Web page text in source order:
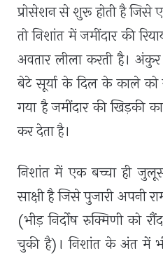
प्रोसेशन से शुरू होती है जिसे
तो निशांत में जमींदार की
अवतार लीला करती है।
बेटे सूर्या के दिल के काले को
गया है जमींदार की खिड़की
कर देता है।
निशांत में एक बच्चा ही
साक्षी है जिसे पुजारी अपनी
(भीड़ निर्दोष रुक्मिणी को
चुकी है)। निशांत के अंत में